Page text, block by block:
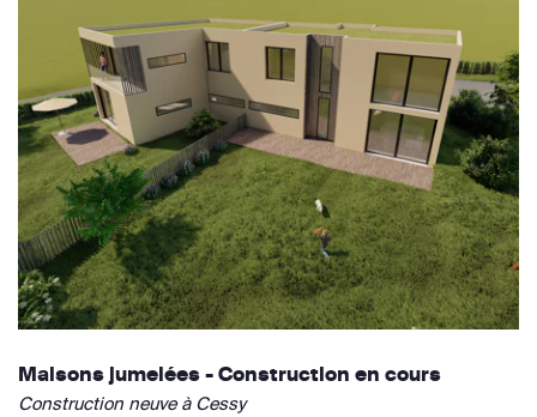
Maisons jumelées - Construction en cours
Construction neuve à Cessy